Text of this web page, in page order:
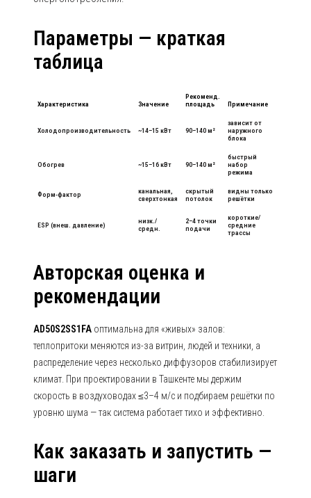
Параметры — краткая
таблица
Характеристика Значение
Рекоменд.
площадь
Примечание
Холодопроизводительность ~14–15 кВт 90–140 м²
зависит от
наружного
блока
Обогрев ~15–16 кВт 90–140 м²
быстрый
набор
режима
Форм-фактор
канальная,
сверхтонкая
скрытый
потолок
видны только
решётки
ESP (внеш. давление)
низк./
средн.
2–4 точки
подачи
короткие/
средние
трассы
Авторская оценка и
рекомендации
AD50S2SS1FA оптимальна для «живых» залов:
теплопритоки меняются из-за витрин, людей и техники, а
распределение через несколько диффузоров стабилизирует
климат. При проектировании в Ташкенте мы держим
скорость в воздуховодах ≤3–4 м/с и подбираем решётки по
уровню шума — так система работает тихо и эффективно.
Как заказать и запустить —
шаги